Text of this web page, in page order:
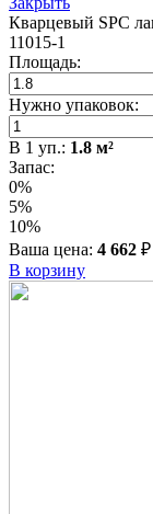
Кварцевый SPC
11015-1
Площадь:
Нужно упаковок:
В 1 уп.: 1.8 м²
Запас:
0%
5%
10%
Ваша цена: 4 662 ₽
В корзину